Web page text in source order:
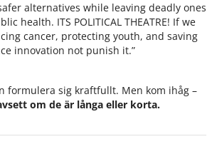
alternatives while leaving deadly ones
health. ITS POLITICAL THEATRE! If we
cancer, protecting youth, and saving
innovation not punish it.”
formulera sig kraftfullt. Men kom ihåg –
om de är långa eller korta.